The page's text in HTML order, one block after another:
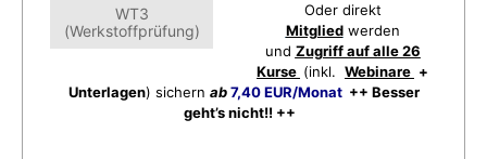
WT3
(Werkstoffprüfung)
Oder direkt
Mitgliedwerden
und Zugriff auf alle 26
Kurse (inkl. Webinare +
Unterlagen) sichern ab7,40 EUR/Monat++ Besser
geht’s nicht!! ++